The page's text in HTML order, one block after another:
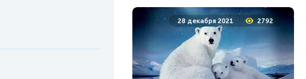
28 декабря 2021 2792